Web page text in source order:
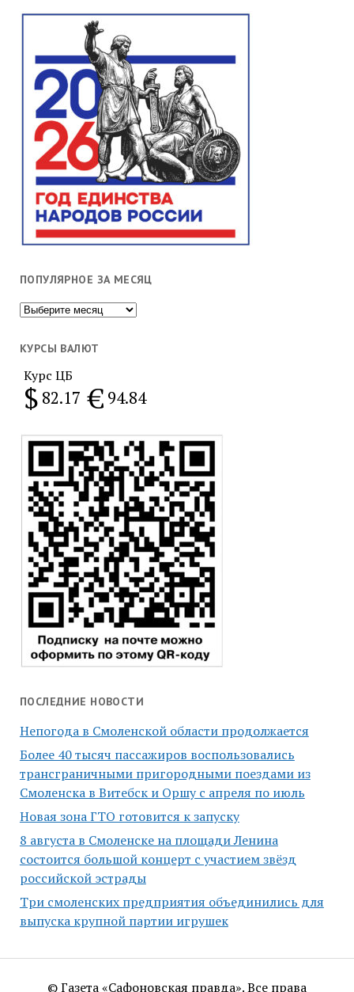
ПОПУЛЯРНОЕ ЗА МЕСЯЦ
Популярное
месяц
КУРСЫ ВАЛЮТ
Курс ЦБ
$ 82.17 € 94.84
ПОСЛЕДНИЕ НОВОСТИ
Непогода в Смоленской области продолжается
Более 40 тысяч пассажиров воспользовались
трансграничными пригородными поездами из
Смоленска в Витебск и Оршу с апреля по июль
Новая зона ГТО готовится к запуску
8 августа в Смоленске на площади Ленина
состоится большой концерт с участием звёзд
российской эстрады
Три смоленских предприятия объединились для
выпуска крупной партии игрушек
© Газета «Сафоновская правда». Все права